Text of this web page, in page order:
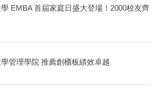
學 EMBA 首屆家庭日盛大登場！2000校友齊
學管理學院 推薦創櫃板績效卓越